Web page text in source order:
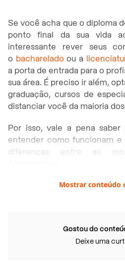
Se você acha que o diploma
ponto final da sua vida
interessante rever seus
o bachareladoou a
a porta de entrada para o
sua área. É preciso ir além,
graduação, cursos de
distanciar você da maioria
Por isso, vale a pena saber
entender como funcionam e
diferenças entre as
Mostrar conteúdo
Gostou do
Deixe uma